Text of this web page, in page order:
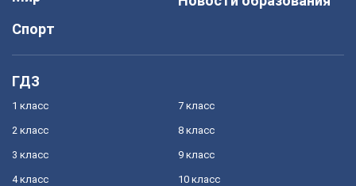
Спорт
ГДЗ
1 класс
2 класс
3 класс
4 класс
7 класс
8 класс
9 класс
10 класс